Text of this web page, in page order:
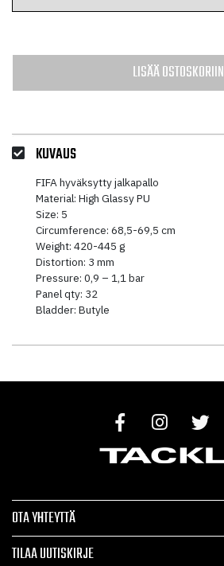
LISÄÄ OSTOSKORIIN
KUVAUS
FIFA hyväksytty jalkapallo
Material: High Glassy PU
Size: 5
Circumference: 68,5-69,5 cm
Weight: 420-445 g
Distortion: 3 mm
Pressure: 0,9 – 1,1 bar
Panel qty: 32
Bladder: Butyle
OTA YHTEYTTÄ
TILAA UUTISKIRJE